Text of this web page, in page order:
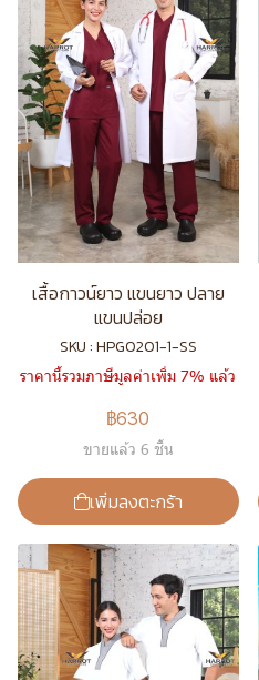
เสื้อกาวน์ยาว แขนยาว ปลาย
แขนปล่อย
SKU : HPG0201-1-SS
ราคานี้รวมภาษีมูลค่าเพิ่ม 7% แล้ว
฿630
ขายแล้ว 6 ชิ้น
เพิ่มลงตะกร้า